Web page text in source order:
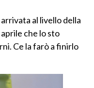
al livello della
che lo sto
Ce la farò a finirlo